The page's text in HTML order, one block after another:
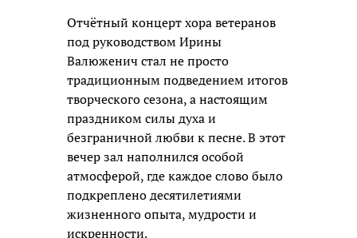
Отчётный концерт хора ветеранов
под руководством Ирины
Валюженич стал не просто
традиционным подведением итогов
творческого сезона, а настоящим
праздником силы духа и
безграничной любви к песне. В этот
вечер зал наполнился особой
атмосферой, где каждое слово было
подкреплено десятилетиями
жизненного опыта, мудрости и
искренности.